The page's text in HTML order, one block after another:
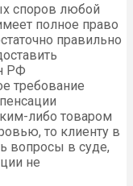
споров любой
полное право
правильно
РФ
требование
либо товаром
то клиенту в
вопросы в суде,
не